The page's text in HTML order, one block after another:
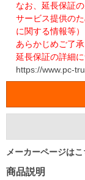
なお、延長保証
サービス提供の
に関する情報等
あらかじめご了承
延長保証の詳細
https://www.pc-
メーカーページはこ
商品説明